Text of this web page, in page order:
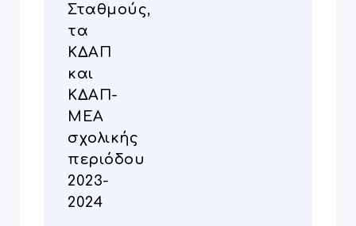
Σταθμούς,
τα
ΚΔΑΠ
και
ΚΔΑΠ-
ΜΕΑ
σχολικής
περιόδου
2023-
2024